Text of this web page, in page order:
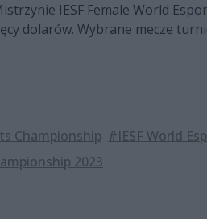
IESF Female World
dolarów. Wybrane mecze
Championship #IESF World
2023